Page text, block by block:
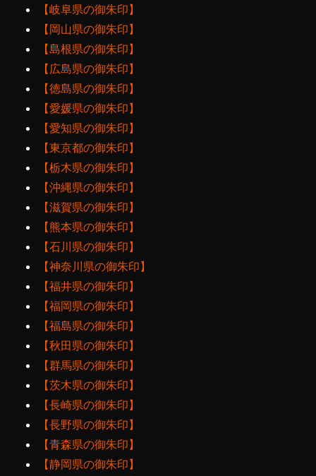
【岐阜県の御朱印】
【岡山県の御朱印】
【島根県の御朱印】
【広島県の御朱印】
【徳島県の御朱印】
【愛媛県の御朱印】
【愛知県の御朱印】
【東京都の御朱印】
【栃木県の御朱印】
【沖縄県の御朱印】
【滋賀県の御朱印】
【熊本県の御朱印】
【石川県の御朱印】
【神奈川県の御朱印】
【福井県の御朱印】
【福岡県の御朱印】
【福島県の御朱印】
【秋田県の御朱印】
【群馬県の御朱印】
【茨木県の御朱印】
【長崎県の御朱印】
【長野県の御朱印】
【青森県の御朱印】
【静岡県の御朱印】